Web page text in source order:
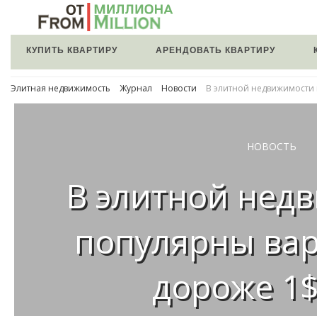
КУПИТЬ КВАРТИРУ АРЕНДОВАТЬ КВАРТИРУ
Элитная недвижимость Журнал Новости В элитной
НОВОСТЬ
В элитной
популярны
дороже